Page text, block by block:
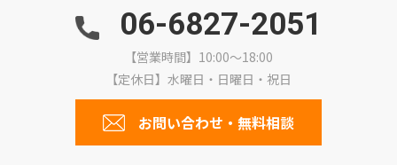
06-6827-2051
【営業時間】10:00～18:00
【定休日】水曜日・日曜日・祝日
お問い合わせ・無料相談